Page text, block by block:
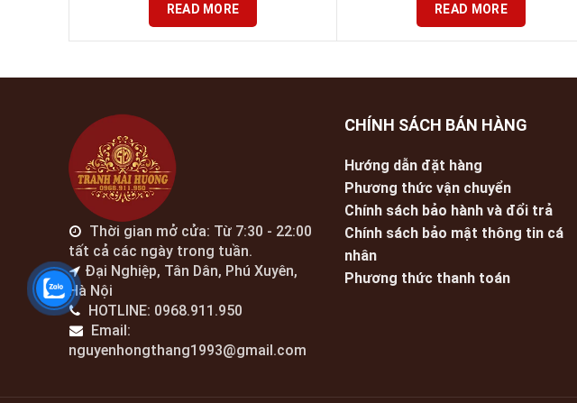
READ MORE READ MORE
Thời gian mở cửa: Từ 7:30 - 22:00
tất cả các ngày trong tuần.
Đại Nghiệp, Tân Dân, Phú Xuyên,
Hà Nội
HOTLINE: 0968.911.950
Email:
nguyenhongthang1993@gmail.com
CHÍNH SÁCH BÁN HÀNG
Hướng dẫn đặt hàng
Phương thức vận chuyển
Chính sách bảo hành và đổi trả
Chính sách bảo mật thông tin cá
nhân
Phương thức thanh toán